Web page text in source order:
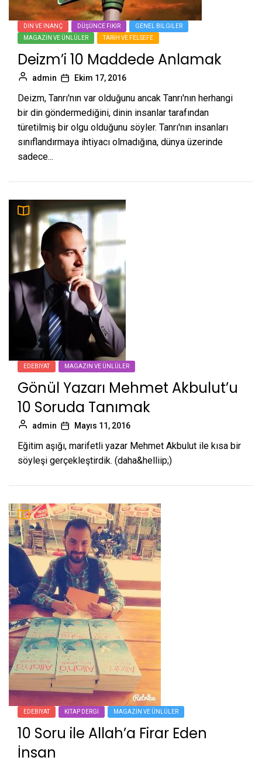
DIN VE İNANÇ DÜŞÜNCE FIKIR
GENEL BILGILER
MAGAZIN VE ÜNLÜLER
TARIH VE FELSEFE
Deizm’i 10 Maddede Anlamak
admin Ekim 17, 2016
Deizm, Tanrı'nın var olduğunu ancak Tanrı'nın herhangi
bir din göndermediğini, dinin insanlar tarafından
türetilmiş bir olgu olduğunu söyler. Tanrı'nın insanları
sınıflandırmaya ihtiyacı olmadığına, dünya üzerinde
sadece...
EDEBIYAT MAGAZIN VE ÜNLÜLER
Gönül Yazarı Mehmet Akbulut’u
10 Soruda Tanımak
admin Mayıs 11, 2016
Eğitim aşığı, marifetli yazar Mehmet Akbulut ile kısa bir
söyleşi gerçekleştirdik. (daha&helliip;)
EDEBIYAT KITAP DERGI MAGAZIN VE ÜNLÜLER
10 Soru ile Allah’a Firar Eden
İnsan